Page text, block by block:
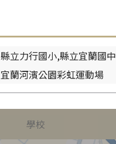
縣立力行國小,縣立宜蘭國中
宜蘭河濱公園彩虹運動場
學校